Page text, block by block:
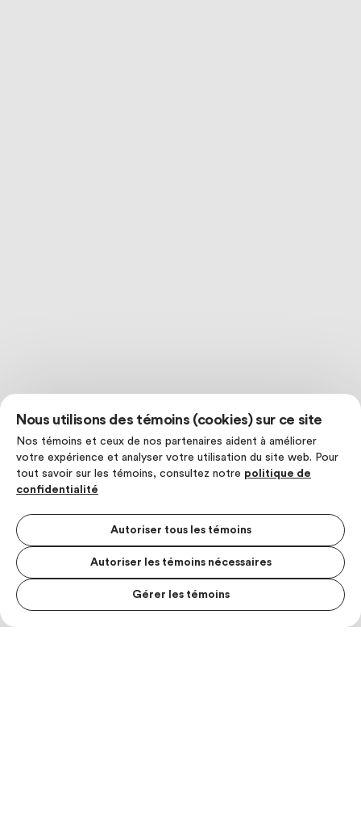
Nous utilisons des témoins (cookies) sur ce site
Nos témoins et ceux de nos partenaires aident à améliorer
votre expérience et analyser votre utilisation du site web. Pour
tout savoir sur les témoins, consultez notre politique de
confidentialité
Autoriser tous les témoins
Autoriser les témoins nécessaires
Gérer les témoins
MENU